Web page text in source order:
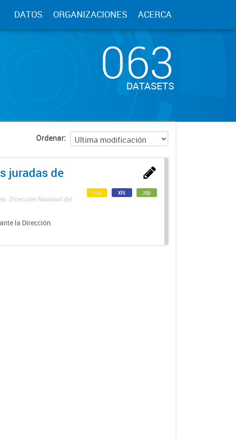
DATOS ORGANIZACIONES ACERCA
063
DATASETS
Ordenar
juradas de
Dirección Nacional del
la Dirección
csv xls zip